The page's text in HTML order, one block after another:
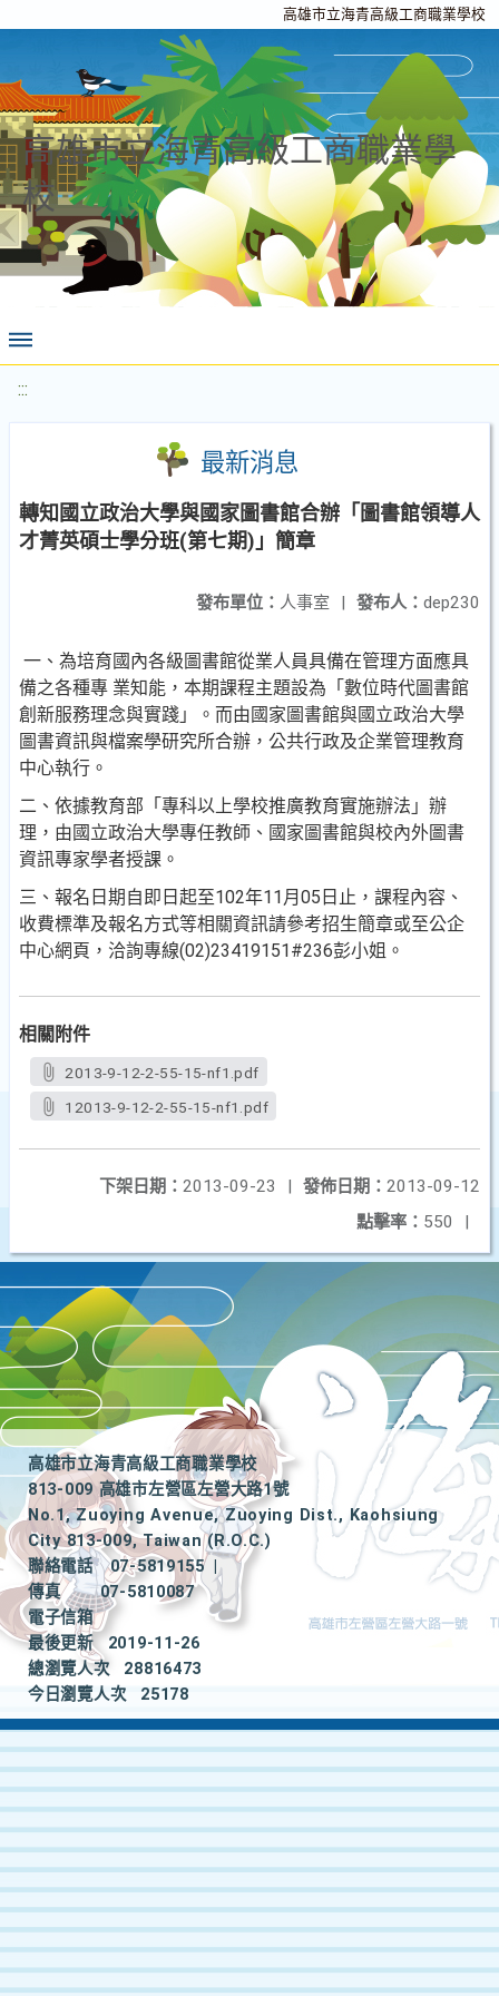
高雄市立海青高級工商職業學校
高雄市立海青高級工商職業學
校
:::
最新消息
轉知國立政治大學與國家圖書館合辦「圖書館領導人
才菁英碩士學分班(第七期)」簡章
發布人： dep230
發布單位： 人事室 |
一、為培育國內各級圖書館從業人員具備在管理方面應具
備之各種專 業知能，本期課程主題設為「數位時代圖書館
創新服務理念與實踐」。而由國家圖書館與國立政治大學
圖書資訊與檔案學研究所合辦，公共行政及企業管理教育
中心執行。
二、依據教育部「專科以上學校推廣教育實施辦法」辦
理，由國立政治大學專任教師、國家圖書館與校內外圖書
資訊專家學者授課。
三、報名日期自即日起至102年11月05日止，課程內容、
收費標準及報名方式等相關資訊請參考招生簡章或至公企
中心網頁，洽詢專線(02)23419151#236彭小姐。
相關附件
2013-9-12-2-55-15-nf1.pdf
12013-9-12-2-55-15-nf1.pdf
發佈日期： 2013-09-12
下架日期： 2013-09-23
|
點擊率： 550 |
高雄市立海青高級工商職業學校
813-009 高雄市左營區左營大路1號
No.1, Zuoying Avenue, Zuoying Dist., Kaohsiung
City 813-009, Taiwan (R.O.C.)
聯絡電話
07-5819155
|
傳真
07-5810087
電子信箱
最後更新
2019-11-26
總瀏覽人次
28816473
今日瀏覽人次
25178